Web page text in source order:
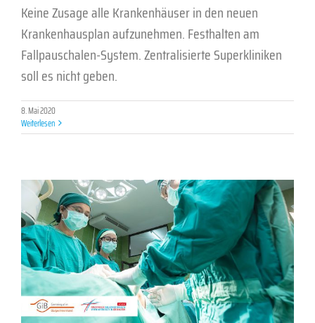
Keine Zusage alle Krankenhäuser in den neuen
Krankenhausplan aufzunehmen. Festhalten am
Fallpauschalen-System. Zentralisierte Superkliniken
soll es nicht geben.
8. Mai 2020
Weiterlesen